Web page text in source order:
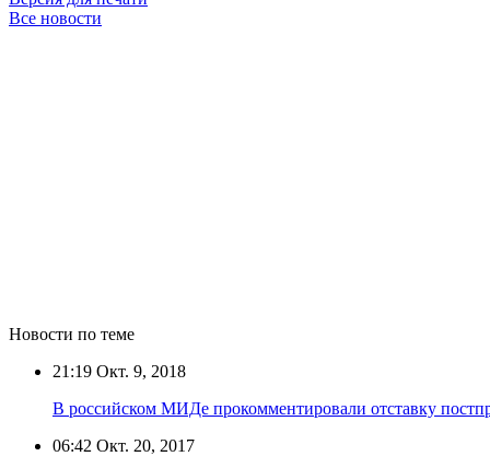
Все новости
Новости по теме
21:19 Окт. 9, 2018
В российском МИДе прокомментировали отставку
06:42 Окт. 20, 2017